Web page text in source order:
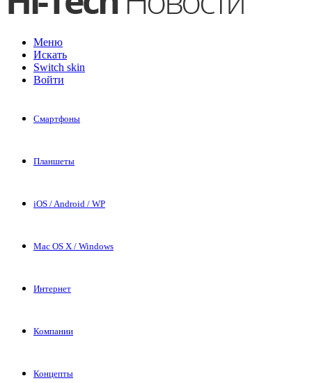
Меню
Искать
Switch skin
Войти
Смартфоны
Планшеты
iOS / Android / WP
Mac OS X / Windows
Интернет
Компании
Концепты